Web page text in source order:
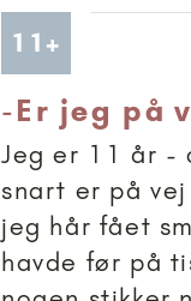
11+
-Er jeg på
Jeg er 11 år -
snart er på
jeg hår fået
havde før på